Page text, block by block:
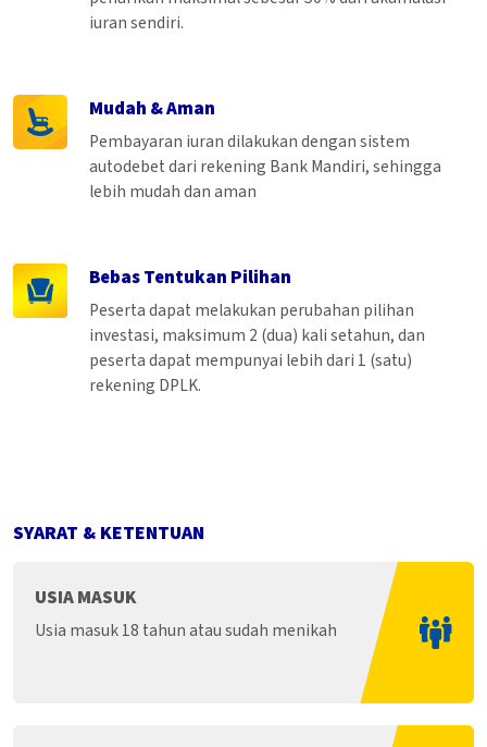
iuran sendiri.
Mudah & Aman
Pembayaran iuran dilakukan dengan sistem
autodebet dari rekening Bank Mandiri, sehingga
lebih mudah dan aman
Bebas Tentukan Pilihan
Peserta dapat melakukan perubahan pilihan
investasi, maksimum 2 (dua) kali setahun, dan
peserta dapat mempunyai lebih dari 1 (satu)
rekening DPLK.
SYARAT & KETENTUAN
USIA MASUK
Usia masuk 18 tahun atau sudah menikah